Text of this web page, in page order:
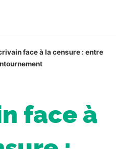
face à la censure : entre
face à